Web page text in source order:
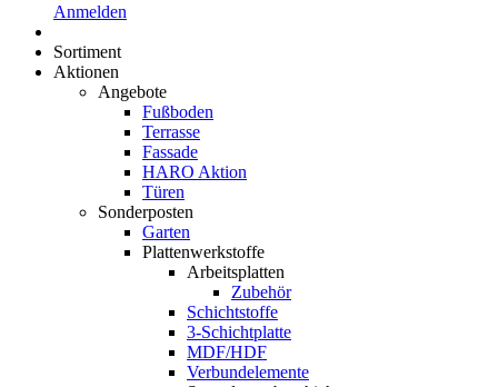
Anmelden
Sortiment
Aktionen
Angebote
Fußboden
Terrasse
Fassade
HARO Aktion
Türen
Sonderposten
Garten
Plattenwerkstoffe
Arbeitsplatten
Zubehör
Schichtstoffe
3-Schichtplatte
MDF/HDF
Verbundelemente